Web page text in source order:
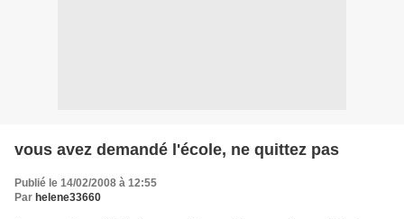
vous avez demandé l'école, ne quittez pas
Publié le 14/02/2008 à 12:55
Par helene33660